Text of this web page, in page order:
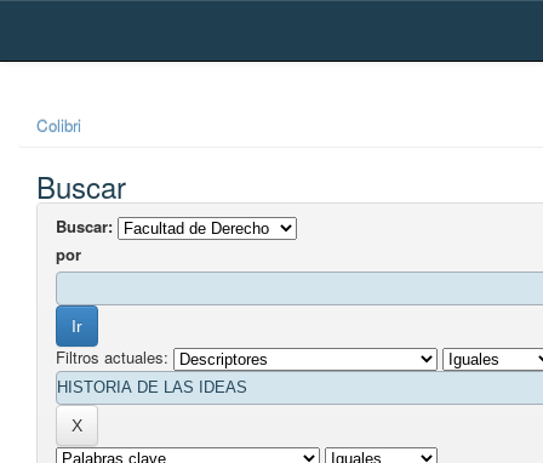
Skip
Colibri
Buscar
Buscar:
por
Filtros actuales: